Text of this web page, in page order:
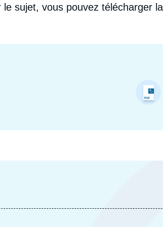
sujet, vous pouvez télécharger la